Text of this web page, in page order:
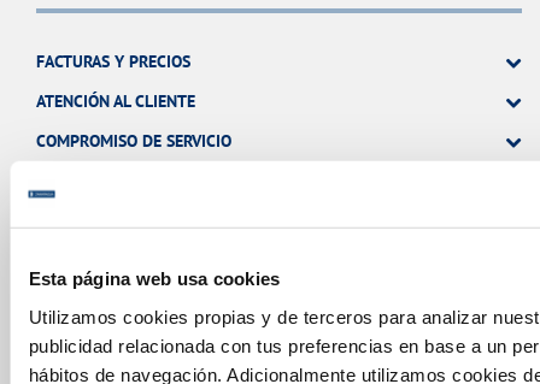
Esta página web usa cookies
Utilizamos cookies propias y de terceros para analizar
publicidad relacionada con tus preferencias en base a un
hábitos de navegación. Adicionalmente utilizamos cookies
FACTURAS Y PRECIOS
ATENCIÓN AL CLIENTE
COMPROMISO DE SERVICIO
NUESTRO PAPEL EN EL CICLO URBANO
CALIDAD